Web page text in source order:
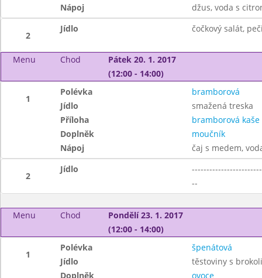
Nápoj
džus, voda s
2
Jídlo čočkový salát,
Menu Chod
Pátek 20. 1. 2017
(12:00 - 14:00)
1
Polévka
bramborová
Jídlo
smažená treska
Příloha
bramborová kaše
Doplněk
moučník
Nápoj
čaj s medem,
2
Jídlo
--
Menu Chod
Pondělí 23. 1. 2017
(12:00 - 14:00)
1
Polévka
špenátová
Jídlo
těstoviny s
Doplněk
ovoce